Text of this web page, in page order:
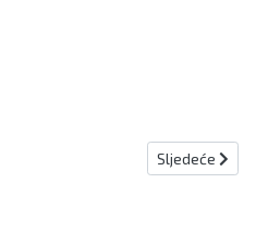
Sljedeći
Sljedeće